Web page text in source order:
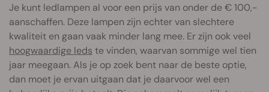
Je kunt ledlampen al voor een prijs van onder de € 100,-
aanschaffen. Deze lampen zijn echter van slechtere
kwaliteit en gaan vaak minder lang mee. Er zijn ook veel
hoogwaardige leds te vinden, waarvan sommige wel tien
jaar meegaan. Als je op zoek bent naar de beste optie,
dan moet je ervan uitgaan dat je daarvoor wel een